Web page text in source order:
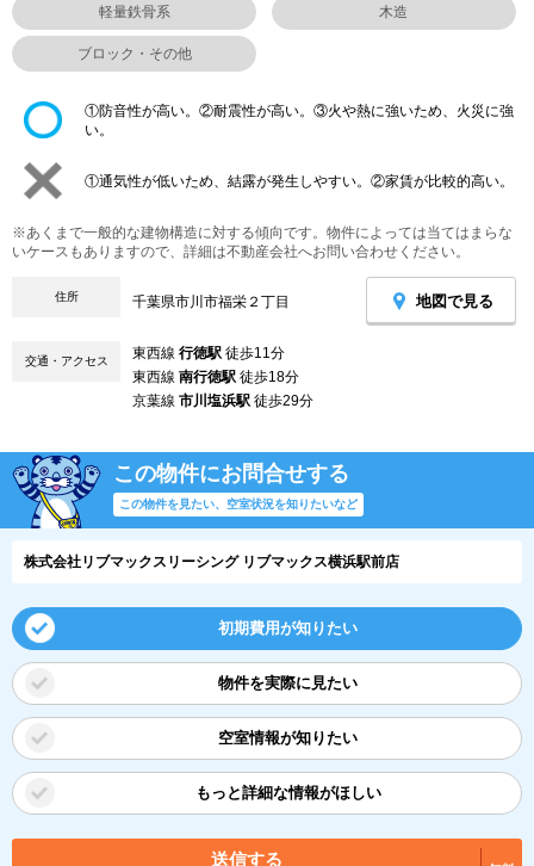
軽量鉄骨系 木造
ブロック・その他
①防音性が高い。②耐震性が高い。③火や熱に強いため、火災に強
い。
①通気性が低いため、結露が発生しやすい。②家賃が比較的高い。
※あくまで一般的な建物構造に対する傾向です。物件によっては当てはまらな
いケースもありますので、詳細は不動産会社へお問い合わせください。
住所 千葉県市川市福栄２丁目 地図で見る
交通・アクセス 東西線 行徳駅 徒歩11分
東西線 南行徳駅 徒歩18分
京葉線 市川塩浜駅 徒歩29分
この物件にお問合せする
この物件を見たい、空室状況を知りたいなど
株式会社リブマックスリーシング リブマックス横浜駅前店
初期費用が知りたい
物件を実際に見たい
空室情報が知りたい
もっと詳細な情報がほしい
送信する